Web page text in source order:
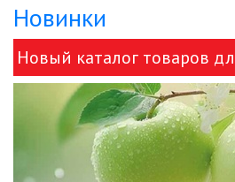
Новинки
Новый каталог товаров
и ЭРА!